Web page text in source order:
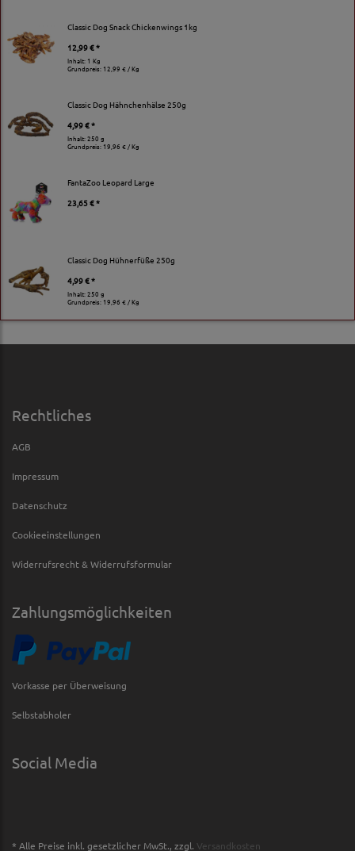
Classic Dog Snack Chickenwings 1kg
12,99 € *
Inhalt: 1 Kg
Grundpreis: 12,99 € / Kg
Classic Dog Hähnchenhälse 250g
4,99 € *
Inhalt: 250 g
Grundpreis: 19,96 € / Kg
FantaZoo Leopard Large
23,65 € *
Classic Dog Hühnerfüße 250g
4,99 € *
Inhalt: 250 g
Grundpreis: 19,96 € / Kg
Rechtliches
AGB
Impressum
Datenschutz
Cookieeinstellungen
Widerrufsrecht & Widerrufsformular
Zahlungsmöglichkeiten
Vorkasse per Überweisung
Selbstabholer
Social Media
* Alle Preise inkl. gesetzlicher MwSt., zzgl. Versandkosten